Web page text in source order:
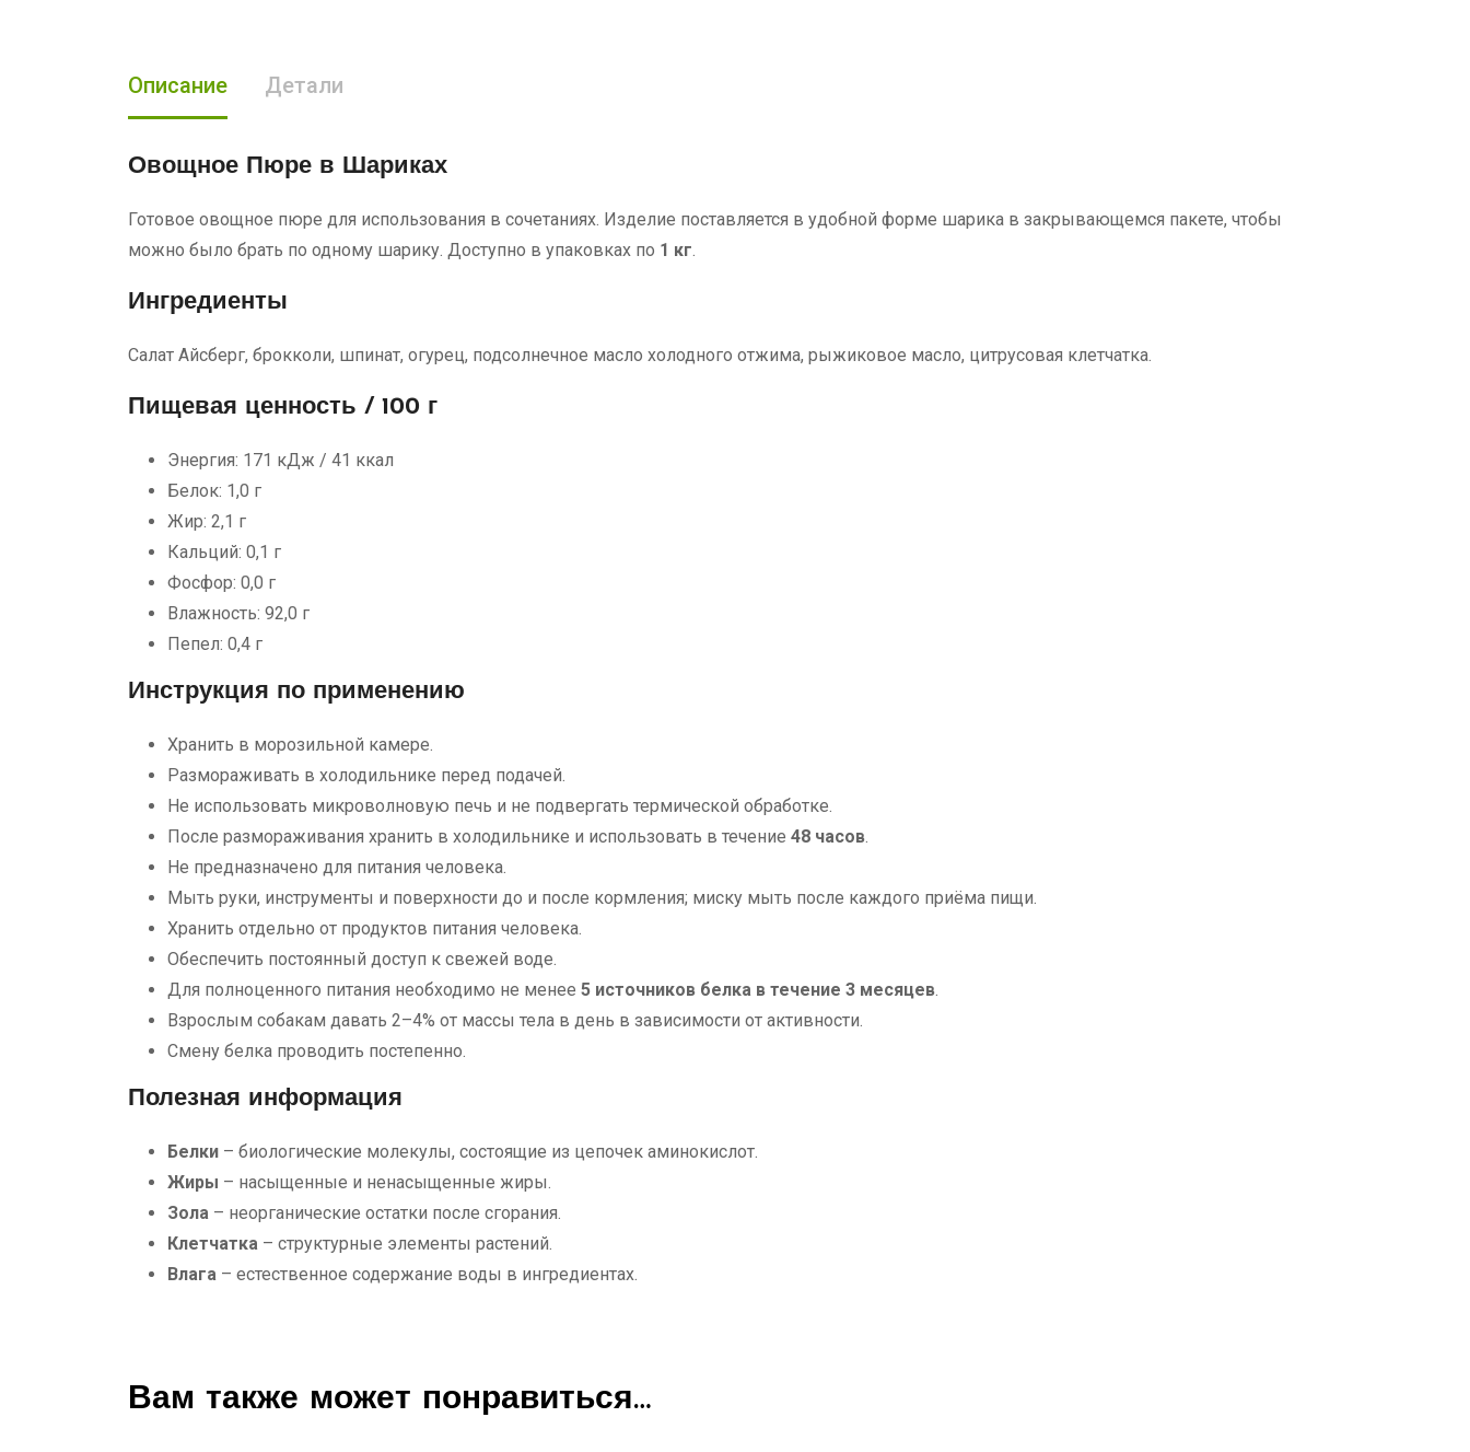
Описание Детали
Овощное Пюре в Шариках
Готовое овощное пюре для использования в сочетаниях. Изделие поставляется в удобной форме шарика в закрывающемся пакете, чтобы
можно было брать по одному шарику. Доступно в упаковках по 1 кг.
Ингредиенты
Салат Айсберг, брокколи, шпинат, огурец, подсолнечное масло холодного отжима, рыжиковое масло, цитрусовая клетчатка.
Пищевая ценность / 100 г
Энергия: 171 кДж / 41 ккал
Белок: 1,0 г
Жир: 2,1 г
Кальций: 0,1 г
Фосфор: 0,0 г
Влажность: 92,0 г
Пепел: 0,4 г
Инструкция по применению
Хранить в морозильной камере.
Размораживать в холодильнике перед подачей.
Не использовать микроволновую печь и не подвергать термической обработке.
После размораживания хранить в холодильнике и использовать в течение 48 часов.
Не предназначено для питания человека.
Мыть руки, инструменты и поверхности до и после кормления; миску мыть после каждого приёма пищи.
Хранить отдельно от продуктов питания человека.
Обеспечить постоянный доступ к свежей воде.
Для полноценного питания необходимо не менее 5 источников белка в течение 3 месяцев.
Взрослым собакам давать 2–4% от массы тела в день в зависимости от активности.
Смену белка проводить постепенно.
Полезная информация
Белки – биологические молекулы, состоящие из цепочек аминокислот.
Жиры – насыщенные и ненасыщенные жиры.
Зола – неорганические остатки после сгорания.
Клетчатка – структурные элементы растений.
Влага – естественное содержание воды в ингредиентах.
Вам также может понравиться…